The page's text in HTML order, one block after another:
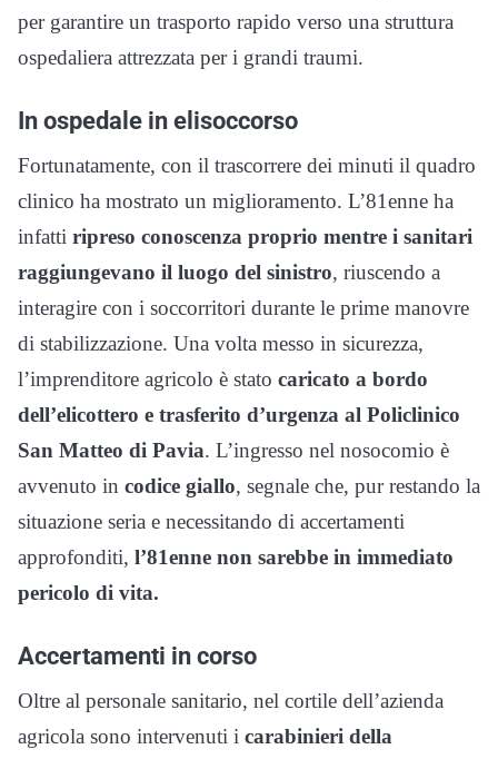
per garantire un trasporto rapido verso una struttura
ospedaliera attrezzata per i grandi traumi.
In ospedale in elisoccorso
Fortunatamente, con il trascorrere dei minuti il quadro
clinico ha mostrato un miglioramento. L’81enne ha
infatti ripreso conoscenza proprio mentre i sanitari
raggiungevano il luogo del sinistro, riuscendo a
interagire con i soccorritori durante le prime manovre
di stabilizzazione. Una volta messo in sicurezza,
l’imprenditore agricolo è stato caricato a bordo
dell’elicottero e trasferito d’urgenza al Policlinico
San Matteo di Pavia. L’ingresso nel nosocomio è
avvenuto in codice giallo, segnale che, pur restando la
situazione seria e necessitando di accertamenti
approfonditi, l’81enne non sarebbe in immediato
pericolo di vita.
Accertamenti in corso
Oltre al personale sanitario, nel cortile dell’azienda
agricola sono intervenuti i carabinieri della